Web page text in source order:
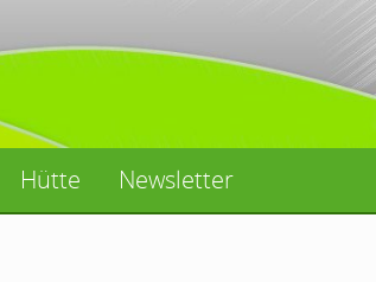
Hütte Newsletter